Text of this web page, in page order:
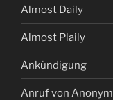
Almost Daily
Almost Plaily
Ankündigung
Anruf von Anonym